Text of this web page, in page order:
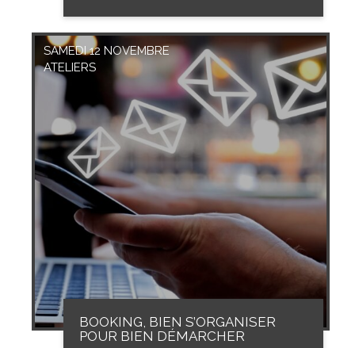
SAMEDI 12 NOVEMBRE
ATELIERS
BOOKING, BIEN S’ORGANISER
POUR BIEN DÉMARCHER